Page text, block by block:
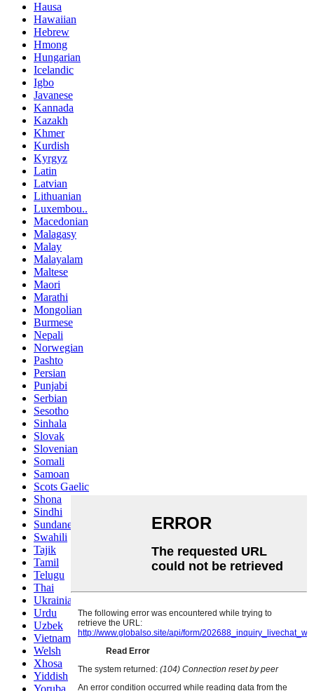
Hausa
Hawaiian
Hebrew
Hmong
Hungarian
Icelandic
Igbo
Javanese
Kannada
Kazakh
Khmer
Kurdish
Kyrgyz
Latin
Latvian
Lithuanian
Luxembou..
Macedonian
Malagasy
Malay
Malayalam
Maltese
Maori
Marathi
Mongolian
Burmese
Nepali
Norwegian
Pashto
Persian
Punjabi
Serbian
Sesotho
Sinhala
Slovak
Slovenian
Somali
Samoan
Scots Gaelic
Shona
Sindhi
Sundanese
Swahili
Tajik
Tamil
Telugu
Thai
Ukrainian
Urdu
Uzbek
Vietnamese
Welsh
Xhosa
Yiddish
Yoruba